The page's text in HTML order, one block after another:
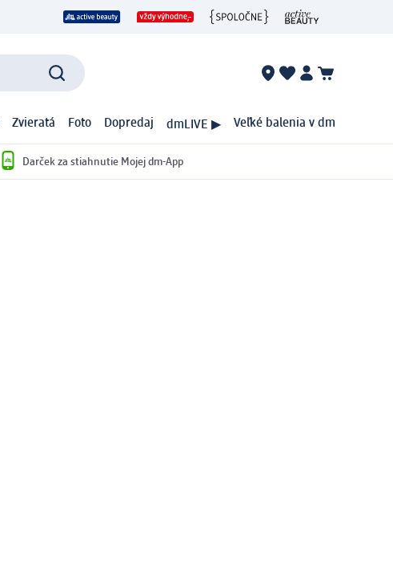
Zvieratá Foto Dopredaj dmLIVE ▶ Veľké balenia v dm
Darček za stiahnutie Mojej dm-App